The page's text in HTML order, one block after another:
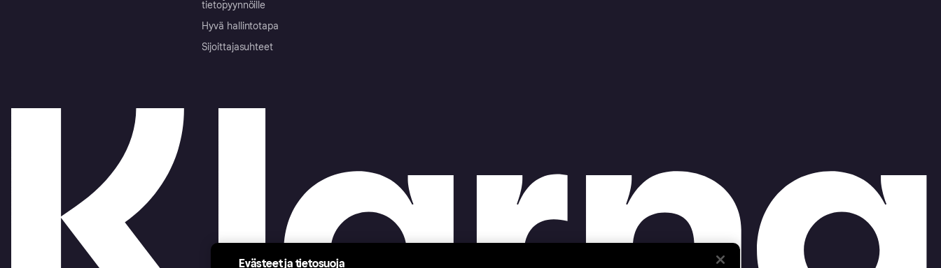
tietopyynnöille
Hyvä hallintotapa
Sijoittajasuhteet
Evästeet ja tietosuoja